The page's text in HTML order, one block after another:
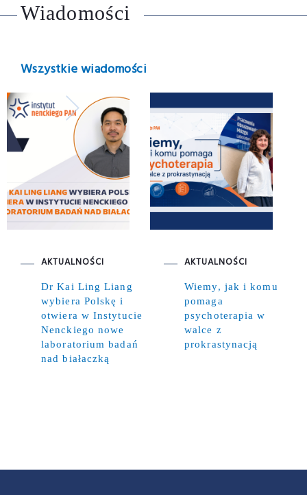
Wiadomości
Wszystkie wiadomości
AKTUALNOŚCI
Dr Kai Ling Liang
wybiera Polskę i
otwiera w Instytucie
Nenckiego nowe
laboratorium badań
nad białaczką
AKTUALNOŚCI
Wiemy, jak i komu
pomaga
psychoterapia w
walce z
prokrastynacją